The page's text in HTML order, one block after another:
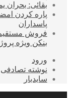
بقائی: بحران
پاره کردن
پاسداران
فروش مستقیم
بنکن ویژه
ورود
نوشته تصادفی
سایدبار